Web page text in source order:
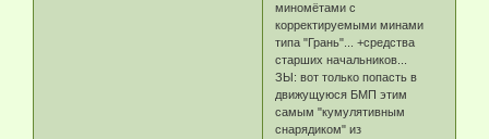
миномётами с
корректируемыми минами
типа "Грань"... +средства
старших начальников...
ЗЫ: вот только попасть в
движущуюся БМП этим
самым "кумулятивным
снарядиком" из